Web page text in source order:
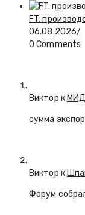
FT:
06.08.2026/
0 Comments
Виктор кМИД
сумма
Виктор к
Форум